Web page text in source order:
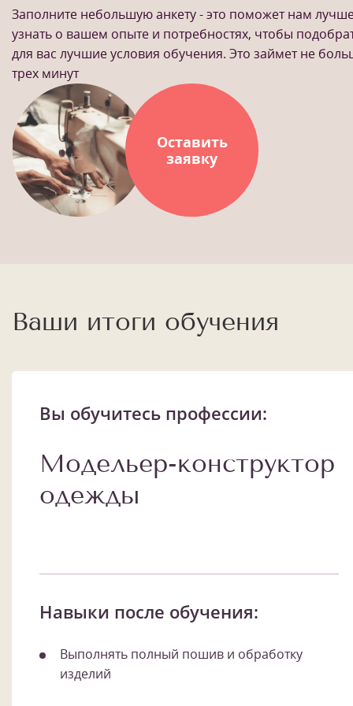
Заполните небольшую анкету - это поможет нам
узнать о вашем опыте и потребностях, чтобы
для вас лучшие условия обучения. Это займет не
трех минут
Оставить
заявку
Ваши итоги обучения
Вы обучитесь профессии:
Модельер-конструктор
одежды
Навыки после обучения:
Выполнять полный пошив и обработку
изделий